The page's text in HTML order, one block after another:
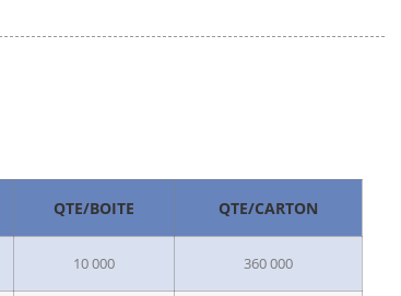
QTE/BOITE QTE/CARTON
10 000 360 000